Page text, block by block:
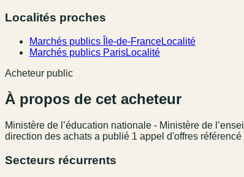
Localités proches
Marchés publics Île-de-FranceLocalité
Marchés publics ParisLocalité
Acheteur public
À propos de cet acheteur
Ministère de l’éducation nationale - Ministère de
direction des achats a publié 1 appel d'offres référencé
Secteurs récurrents